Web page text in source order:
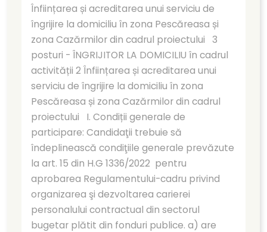
Înființarea și acreditarea unui serviciu de
îngrijire la domiciliu în zona Pescăreasa și
zona Cazărmilor din cadrul proiectului 3
posturi - ÎNGRIJITOR LA DOMICILIU în cadrul
activității 2 Înființarea și acreditarea unui
serviciu de îngrijire la domiciliu în zona
Pescăreasa și zona Cazărmilor din cadrul
proiectului I. Condiții generale de
participare: Candidaţii trebuie să
îndeplinească condiţiile generale prevăzute
la art. 15 din H.G 1336/2022 pentru
aprobarea Regulamentului-cadru privind
organizarea şi dezvoltarea carierei
personalului contractual din sectorul
bugetar plătit din fonduri publice. a) are